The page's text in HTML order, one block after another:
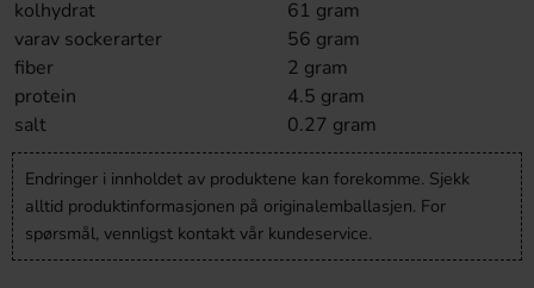
kolhydrat
61 gram
varav sockerarter
56 gram
fiber
2 gram
protein
4.5 gram
salt
0.27 gram
Endringer i innholdet av produktene kan forekomme. Sjekk
alltid produktinformasjonen på originalemballasjen. For
spørsmål, vennligst kontakt vår kundeservice.